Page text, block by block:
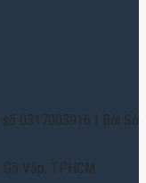
số 0317003916 | Bởi Sở
Vấp, TPHCM